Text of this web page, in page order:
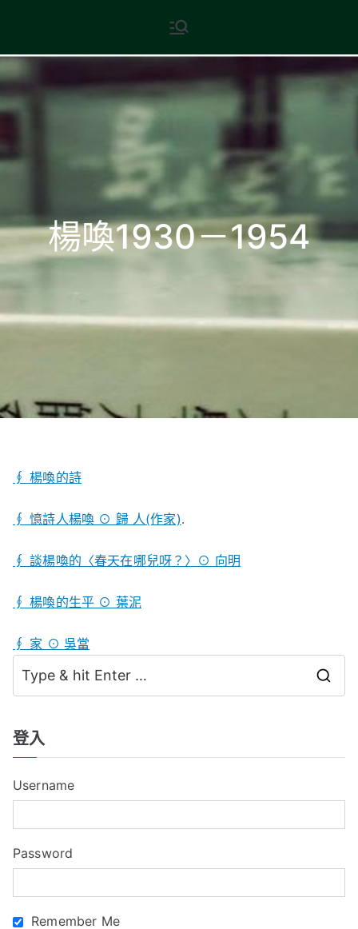
content
現代文學
地球小如鴿卵，/ 我輕輕地將它
楊喚1930－1954
∮ 楊喚的詩
∮ 憶詩人楊喚 ⊙ 歸 人(作家).
∮ 談楊喚的〈春天在哪兒呀？〉⊙ 向明
∮ 楊喚的生平 ⊙ 葉泥
∮ 家 ⊙ 吳當
h
r
登入
Username
Password
Remember Me